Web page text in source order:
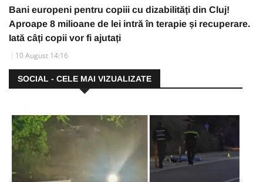
Bani europeni pentru copiii cu dizabilități din Cluj!
Aproape 8 milioane de lei intră în terapie și recuperare.
Iată câți copii vor fi ajutați
10 August 14:16
SOCIAL - CELE MAI VIZUALIZATE